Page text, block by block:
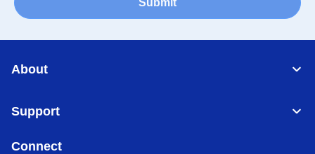
Submit
About
Support
Connect